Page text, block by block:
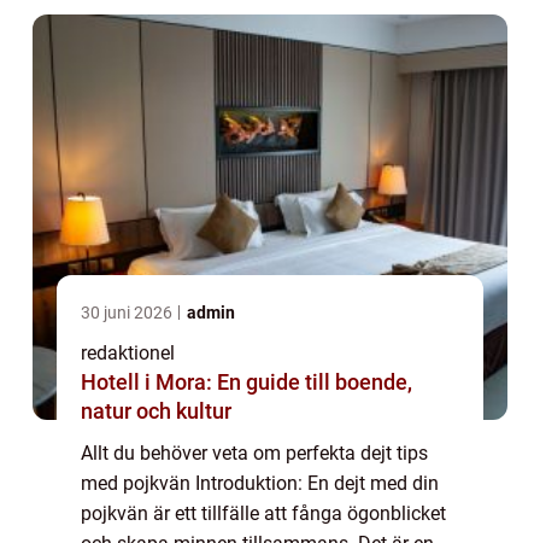
30 juni 2026 admin
redaktionel
Hotell i Mora: En guide till boende,
natur och kultur
Allt du behöver veta om perfekta dejt tips
med pojkvän Introduktion: En dejt med din
pojkvän är ett tillfälle att fånga ögonblicket